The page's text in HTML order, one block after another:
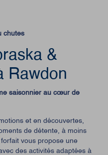
chutes
&
Rawdon
saisonnier au cœur de
et en découvertes,
de détente, à moins
vous propose une
des activités adaptées à